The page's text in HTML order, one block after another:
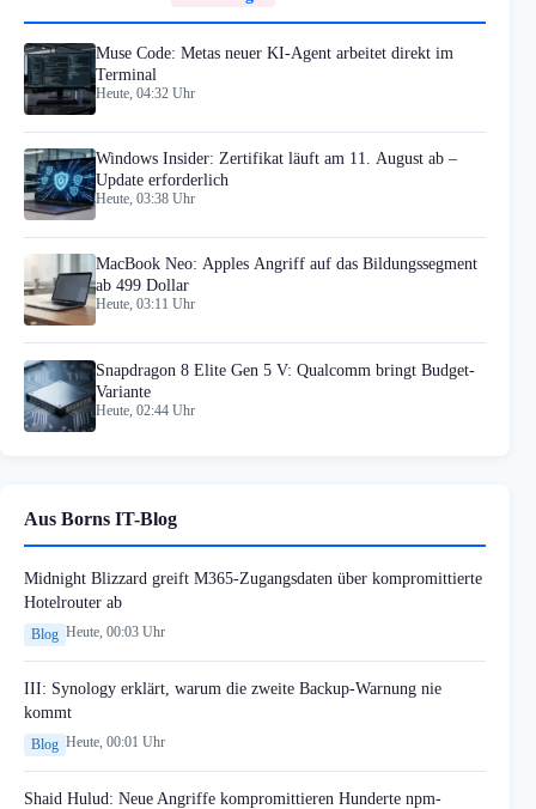
Muse Code: Metas neuer KI-Agent arbeitet direkt im
Terminal
Heute, 04:32 Uhr
Windows Insider: Zertifikat läuft am 11. August ab –
Update erforderlich
Heute, 03:38 Uhr
MacBook Neo: Apples Angriff auf das Bildungssegment
ab 499 Dollar
Heute, 03:11 Uhr
Snapdragon 8 Elite Gen 5 V: Qualcomm bringt Budget-
Variante
Heute, 02:44 Uhr
Aus Borns IT-Blog
Midnight Blizzard greift M365-Zugangsdaten über kompromittierte
Hotelrouter ab
Blog Heute, 00:03 Uhr
III: Synology erklärt, warum die zweite Backup-Warnung nie
kommt
Blog Heute, 00:01 Uhr
Shaid Hulud: Neue Angriffe kompromittieren Hunderte npm-